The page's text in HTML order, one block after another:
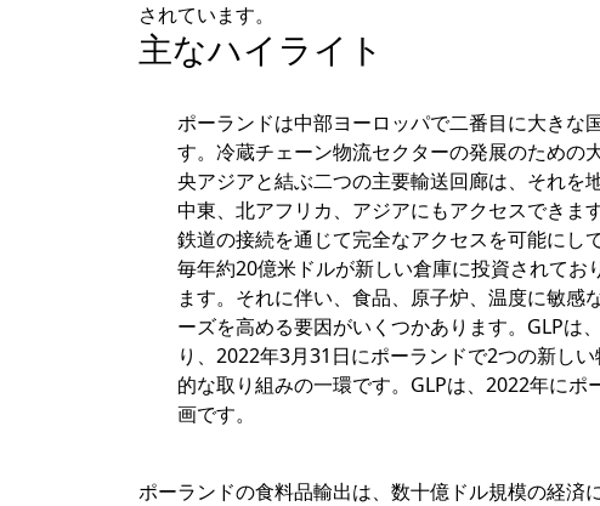
されています。
主なハイライト
ポーランドは中部ヨーロッパで二番目に大きな
す。冷蔵チェーン物流セクターの発展のための
央アジアと結ぶ二つの主要輸送回廊は、それを
中東、北アフリカ、アジアにもアクセスできま
鉄道の接続を通じて完全なアクセスを可能にして
毎年約20億米ドルが新しい倉庫に投資されて
ます。それに伴い、食品、原子炉、温度に敏
ーズを高める要因がいくつかあります。GLPは
り、2022年3月31日にポーランドで2つの新し
的な取り組みの一環です。GLPは、2022年に
画です。
ポーランドの食料品輸出は、数十億ドル規模の経済